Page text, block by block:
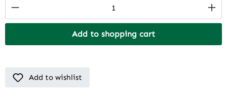
Product Quantity: Enter the desired
Add to shopping cart
Add to wishlist